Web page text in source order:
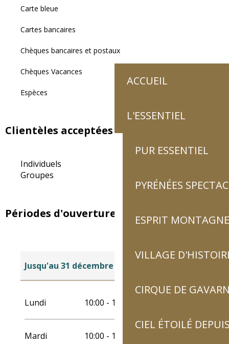
ACCUEIL
L'ESSENTIEL
PUR ESSENTIEL
PYRÉNÉES
ESPRIT MONTAGNE
VILLAGE
CIRQUE DE
CIEL ÉTOILÉ
Carte bleue
Cartes bancaires
Chèques bancaires et postaux
Chèques Vacances
Espèces
Clientèles acceptées
Individuels
Groupes
Périodes d'ouverture
30 juin 2026
Jusqu'au 31 décembre 2026
Lundi 10:00 - 18:00
Mardi 10:00 - 18:00